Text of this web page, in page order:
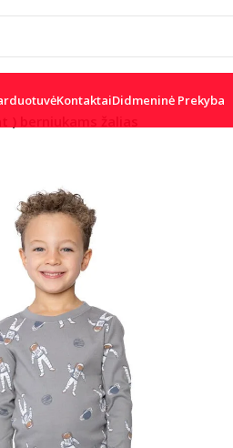
CROW
TRIGDIS
KontaktaiDidmeninė Prekyba